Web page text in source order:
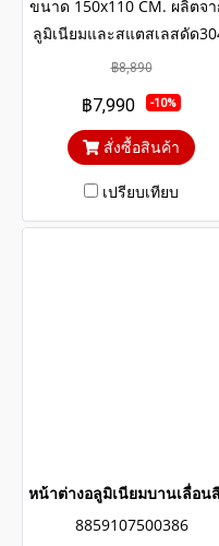
ขนาด 150x110 CM. ผลิตจ
ลูมิเนียมและสแตสเลสดัด
แข็งแรงทนทาน รับประกันไม่
กระจกสีเขียวใสตัดแสงป้องกัน
ความร้อนและรังสียูวี
฿8,890
฿7,990 -10%
สั่งซื้อสินค้า
เปรียบเทียบ
หน้าต่างอลูมิเนียมบานเลื่อ
8859107500386